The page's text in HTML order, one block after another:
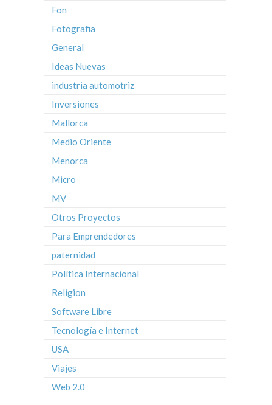
Fon
Fotografia
General
Ideas Nuevas
industria automotriz
Inversiones
Mallorca
Medio Oriente
Menorca
Micro
MV
Otros Proyectos
Para Emprendedores
paternidad
Política Internacional
Religion
Software Libre
Tecnología e Internet
USA
Viajes
Web 2.0